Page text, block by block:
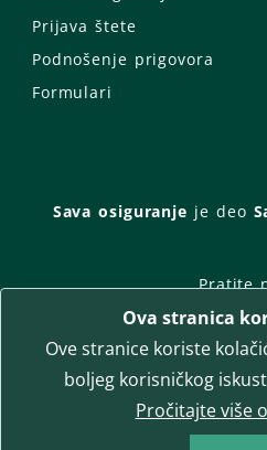
Prijava štete
Podnošenje prigovora
Formulari
Sava osiguranje je deo
Pratite
Facebook
LinkedIn
T-media d.o.o. |
Ova stranica
Ove stranice koriste
boljeg korisničkog
Pročitajte više